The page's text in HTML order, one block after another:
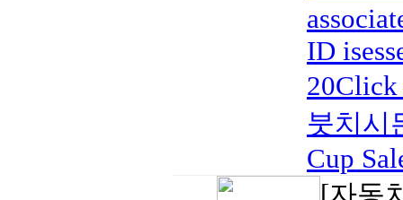
ID
20Click
붓치시
Cup